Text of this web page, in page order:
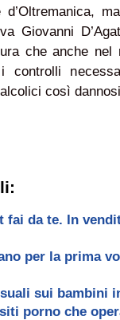
Giovanni
che anche nel
controlli
così
fai da te. In
per la prima
sui bambini
porno che